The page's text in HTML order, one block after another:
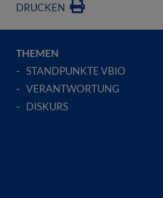
DRUCKEN
THEMEN
STANDPUNKTE VBIO
VERANTWORTUNG
DISKURS